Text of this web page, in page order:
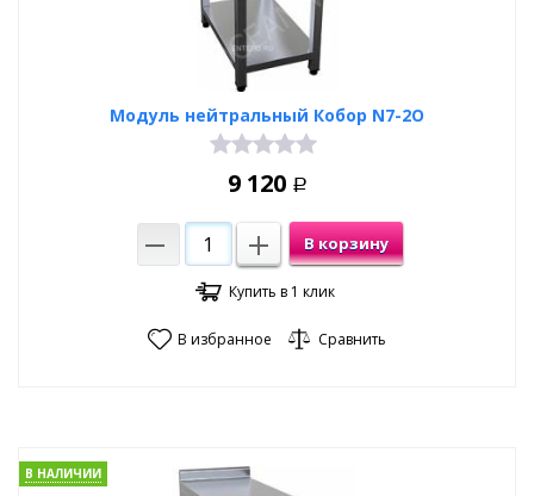
Модуль нейтральный Кобор N7-2O
9 120 Р
В корзину
Купить в 1 клик
В избранное Сравнить
В НАЛИЧИИ